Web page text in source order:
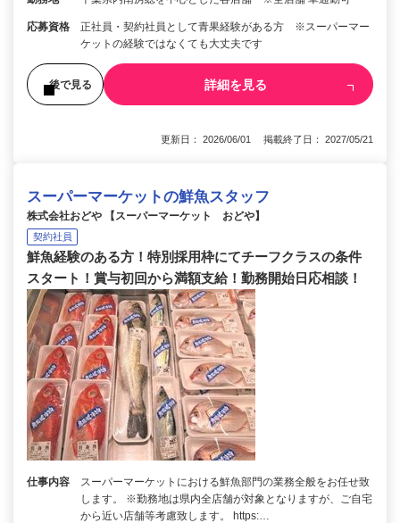
応募資格
正社員・契約社員として青果経験がある方 ※スーパーマー
ケットの経験ではなくても大丈夫です
後で見る 詳細を見る
更新日： 2026/06/01 掲載終了日： 2027/05/21
スーパーマーケットの鮮魚スタッフ
株式会社おどや 【スーパーマーケット おどや】
契約社員
鮮魚経験のある方！特別採用枠にてチーフクラスの条件
スタート！賞与初回から満額支給！勤務開始日応相談！
仕事内容
スーパーマーケットにおける鮮魚部門の業務全般をお任せ致
します。 ※勤務地は県内全店舗が対象となりますが、ご自宅
から近い店舗等考慮致します。 https:…